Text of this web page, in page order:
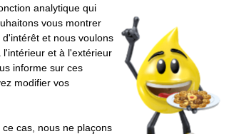
mm - C13 autocollant (100 pièces)
123encre étiquettes d'expédition universelles A4 105 x 148 mm (100 étiquettes) FSC® Mix Credit - blanc
analytique qui
vous montrer
et nous voulons
et à l'extérieur
informe sur ces
modifier vos
cas, nous ne plaçons